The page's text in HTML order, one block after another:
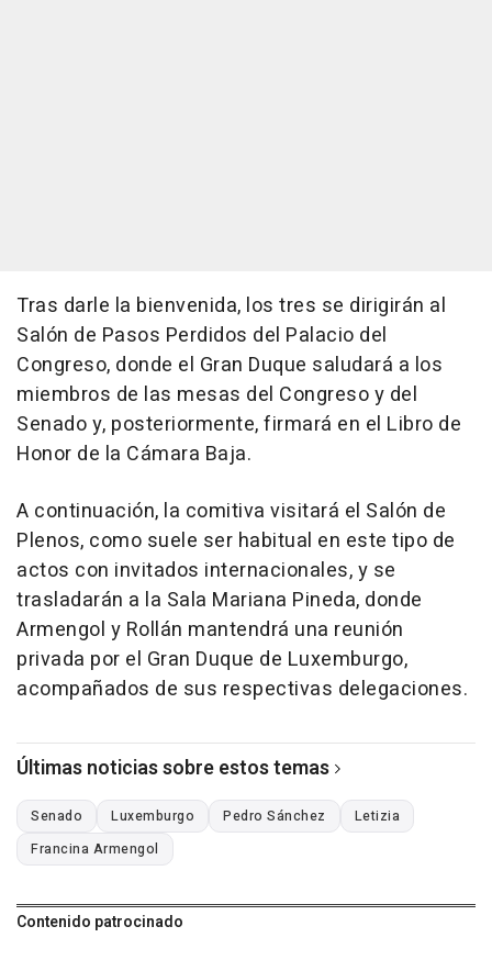
Tras darle la bienvenida, los tres se dirigirán al
Salón de Pasos Perdidos del Palacio del
Congreso, donde el Gran Duque saludará a los
miembros de las mesas del Congreso y del
Senado y, posteriormente, firmará en el Libro de
Honor de la Cámara Baja.
A continuación, la comitiva visitará el Salón de
Plenos, como suele ser habitual en este tipo de
actos con invitados internacionales, y se
trasladarán a la Sala Mariana Pineda, donde
Armengol y Rollán mantendrá una reunión
privada por el Gran Duque de Luxemburgo,
acompañados de sus respectivas delegaciones.
Últimas noticias sobre estos temas
Senado Luxemburgo Pedro Sánchez
Letizia
Francina Armengol
Contenido patrocinado